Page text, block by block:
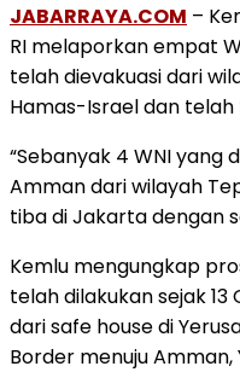
JABARRAYA.COM –
RI melaporkan empat
telah dievakuasi dari
Hamas-Israel dan telah
“Sebanyak 4 WNI yang
Amman dari wilayah
tiba di Jakarta dengan
Kemlu mengungkap
telah dilakukan sejak
dari safe house di
Border menuju Amman,